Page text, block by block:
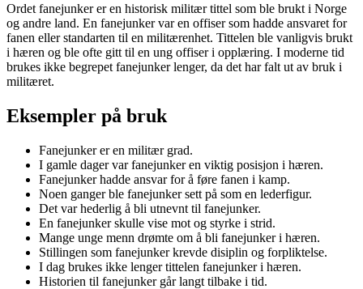
Ordet fanejunker er en historisk militær tittel som ble brukt i Norge
og andre land. En fanejunker var en offiser som hadde ansvaret for
fanen eller standarten til en militærenhet. Tittelen ble vanligvis brukt
i hæren og ble ofte gitt til en ung offiser i opplæring. I moderne tid
brukes ikke begrepet fanejunker lenger, da det har falt ut av bruk i
militæret.
Eksempler på bruk
Fanejunker er en militær grad.
I gamle dager var fanejunker en viktig posisjon i hæren.
Fanejunker hadde ansvar for å føre fanen i kamp.
Noen ganger ble fanejunker sett på som en lederfigur.
Det var hederlig å bli utnevnt til fanejunker.
En fanejunker skulle vise mot og styrke i strid.
Mange unge menn drømte om å bli fanejunker i hæren.
Stillingen som fanejunker krevde disiplin og forpliktelse.
I dag brukes ikke lenger tittelen fanejunker i hæren.
Historien til fanejunker går langt tilbake i tid.